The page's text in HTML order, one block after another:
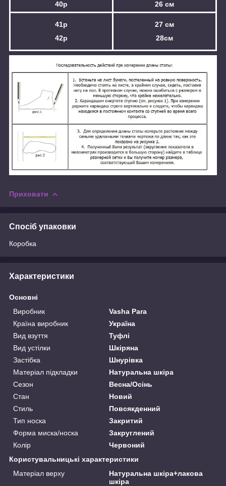
40р 26 см
41р
42р
27 см
28см
Приховати
Спосіб упаковки
Коробка
Характеристики
Основні
Виробник
Vasha Para
Країна виробник
Україна
Вид взуття
Туфлі
Вид устілки
Шкіряна
Застібка
Шнурівка
Матеріал підкладки
Натуральна шкіра
Сезон
Весна/Осінь
Стан
Новий
Стиль
Повсякденний
Тип носка
Закритий
Форма миска/носка
Закруглений
Колір
Червоний
Користувальницькі характеристики
Матеріал верху
Натуральна шкіра+лакова
шкіра